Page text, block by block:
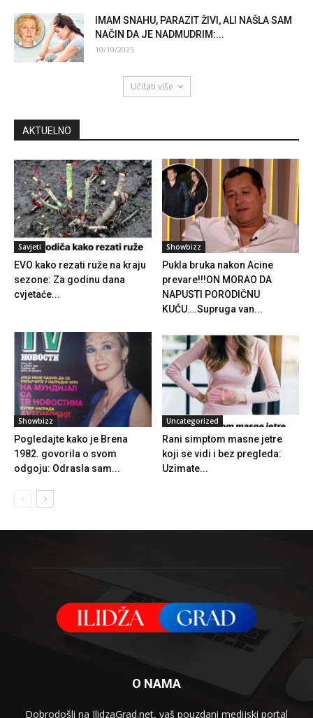
IMAM SNAHU, PARAZIT ŽIVI, ALI NAŠLA SAM
NAČIN DA JE NADMUDRIM:...
10/10/2025
Učitati više
AKTUELNO
Savjeti
EVO kako rezati ruže na kraju
sezone: Za godinu dana
cvjetaće...
Showbizz
Pukla bruka nakon Acine
prevare!!!ON MORAO DA
NAPUSTI PORODIČNU
KUĆU….Supruga van...
Showbizz
Pogledajte kako je Brena
1982. govorila o svom
odgoju: Odrasla sam...
Uncategorized
Rani simptom masne jetre
koji se vidi i bez pregleda:
Uzimate...
O NAMA
Dobrodošli na IlidzaGrad.net, vaš pouzdani medijski portal